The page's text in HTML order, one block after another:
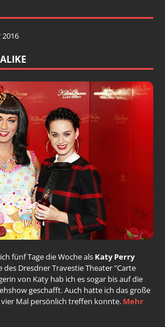
2016
fünf Tage die Woche als Katy Perry
des Dresdner Travestie Theater "Carte
von Katy hab ich es sogar bis auf die
geschafft. Auch hatte ich das große
Mal persönlich treffen konnte. Mehr